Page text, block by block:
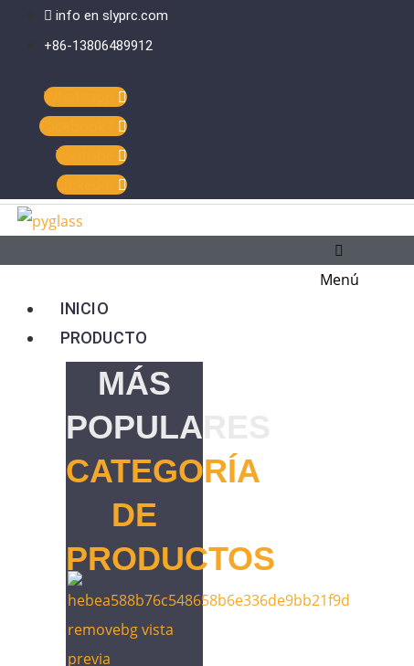
info en slyprc.com
+86-13806489912
Whatsapp
Facebook-f
Youtube
Linkedin
Menú
INICIO
PRODUCTO
MÁS
POPULARES
CATEGORÍA
DE
PRODUCTOS